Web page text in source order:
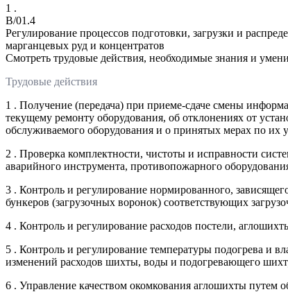
1 .
B/01.4
Регулирование процессов подготовки, загрузки и
марганцевых руд и концентратов
Смотреть трудовые действия, необходимые знания и
Трудовые действия
1 . Получение (передача) при приеме-сдаче смены
текущему ремонту оборудования, об отклонениях от
обслуживаемого оборудования и о принятых мерах по их
2 . Проверка комплектности, чистоты и исправности
аварийного инструмента, противопожарного
3 . Контроль и регулирование нормированного,
бункеров (загрузочных воронок) соответствующих
4 . Контроль и регулирование расходов постели,
5 . Контроль и регулирование температуры подогрева и
изменений расходов шихты, воды и подогревающего
6 . Управление качеством окомкования аглошихты путем